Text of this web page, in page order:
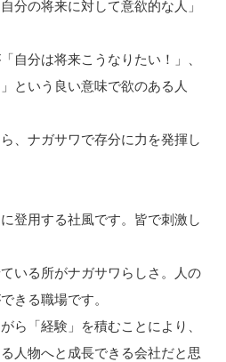
分の将来に対して意欲的な人」
自分は将来こうなりたい！」、
という良い意味で欲のある人
、ナガサワで存分に力を発揮し
登用する社風です。皆で刺激し
いる所がナガサワらしさ。人の
きる職場です。
ら「経験」を積むことにより、
人物へと成長できる会社だと思